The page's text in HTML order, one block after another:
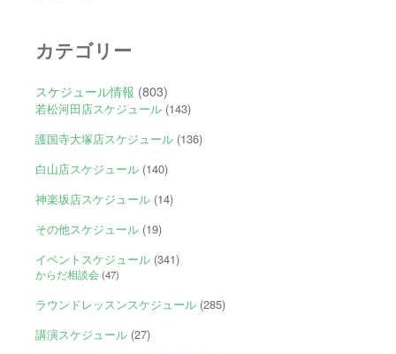
カテゴリー
スケジュール情報 (803)
若松河田店スケジュール(143)
護国寺大塚店スケジュール(136)
白山店スケジュール(140)
神楽坂店スケジュール(14)
その他スケジュール(19)
イベントスケジュール(341)
からだ相談会(47)
ラウンドレッスンスケジュール(285)
講演スケジュール(27)